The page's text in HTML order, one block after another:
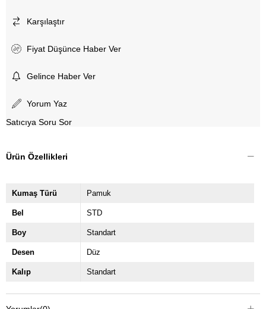
Karşılaştır
Fiyat Düşünce Haber Ver
Gelince Haber Ver
Yorum Yaz
Satıcıya Soru Sor
Ürün Özellikleri
Kumaş Türü Pamuk
Bel STD
Boy Standart
Desen Düz
Kalıp Standart